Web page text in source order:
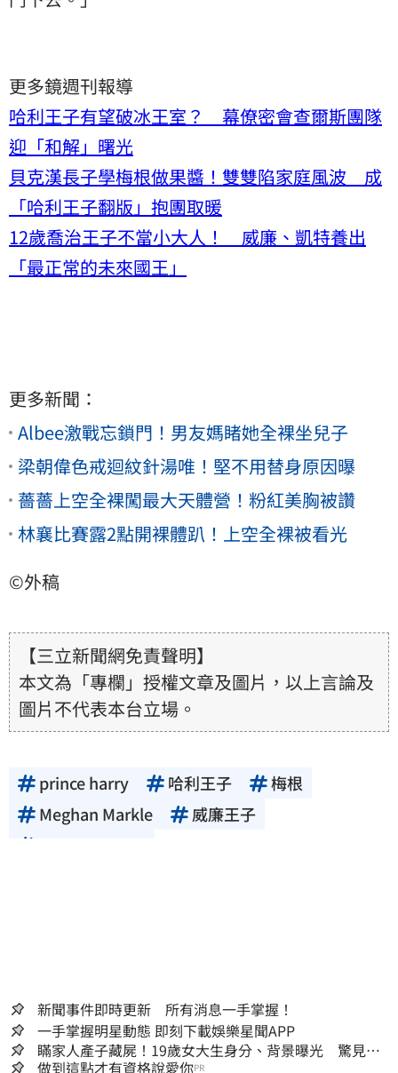
更多鏡週刊報導
哈利王子有望破冰王室？ 幕僚密會查爾斯團隊
迎「和解」曙光
貝克漢長子學梅根做果醬！雙雙陷家庭風波 成
「哈利王子翻版」抱團取暖
12歲喬治王子不當小大人！ 威廉、凱特養出
「最正常的未來國王」
更多新聞：
Albee激戰忘鎖門！男友媽睹她全裸坐兒子
梁朝偉色戒迴紋針湯唯！堅不用替身原因曝
薔薔上空全裸闖最大天體營！粉紅美胸被讚
林襄比賽露2點開裸體趴！上空全裸被看光
©外稿
【三立新聞網免責聲明】
本文為「專欄」授權文章及圖片，以上言論及
圖片不代表本台立場。
prince harry 哈利王子
梅根
Meghan Markle
威廉王子
新聞事件即時更新 所有消息一手掌握！
一手掌握明星動態 即刻下載娛樂星聞APP
瞞家人產子藏屍！19歲女大生身分、背景曝光 驚見
「產檢紀錄全空白」
做到這點才有資格說愛你PR